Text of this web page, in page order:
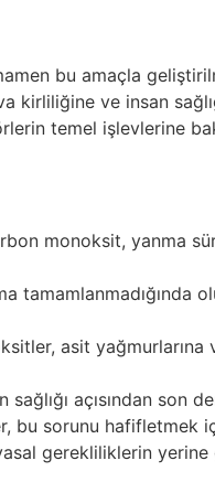
bu amaçla
kirliliğine ve insan
temel işlevlerine
monoksit, yanma
tamamlanmadığında
asit yağmurlarına
sağlığı açısından
sorunu hafifletmek
gerekliliklerin yerine